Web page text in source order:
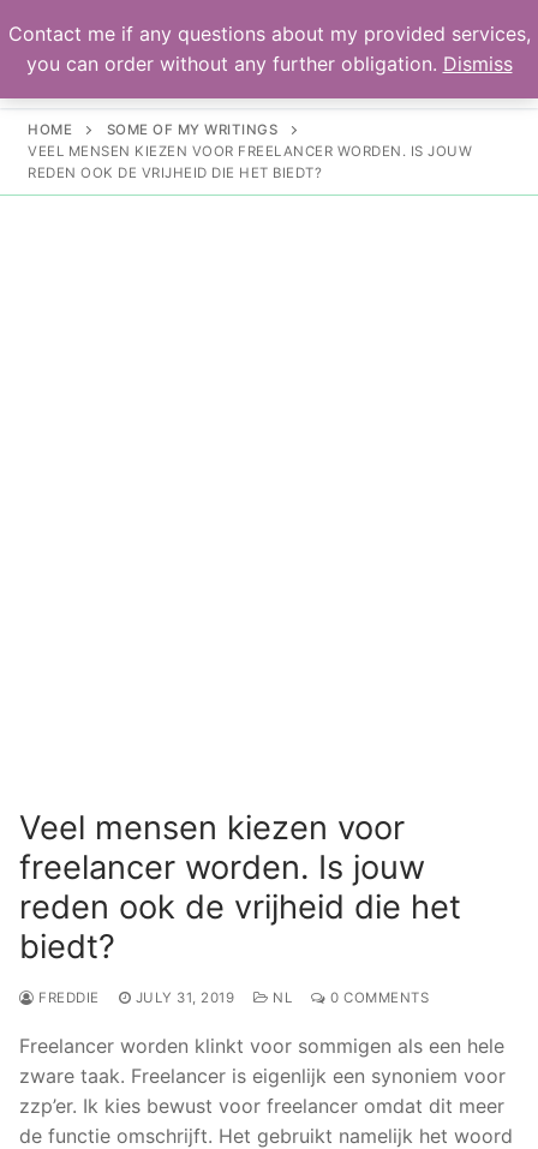
Contact me if any questions about my provided services,
you can order without any further obligation. Dismiss
HOME
SOME OF MY WRITINGS
VEEL MENSEN KIEZEN VOOR FREELANCER WORDEN. IS JOUW
REDEN OOK DE VRIJHEID DIE HET BIEDT?
Veel mensen kiezen voor
freelancer worden. Is jouw
reden ook de vrijheid die het
biedt?
FREDDIE JULY 31, 2019 NL 0 COMMENTS
Freelancer worden klinkt voor sommigen als een hele
zware taak. Freelancer is eigenlijk een synoniem voor
zzp’er. Ik kies bewust voor freelancer omdat dit meer
de functie omschrijft. Het gebruikt namelijk het woord